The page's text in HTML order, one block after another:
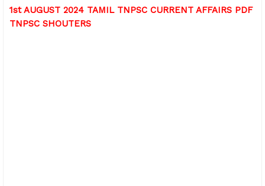
1st AUGUST 2024 TAMIL TNPSC CURRENT AFFAIRS PDF
TNPSC SHOUTERS